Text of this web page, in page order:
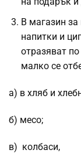
В магазин за
напитки и
отразяват
малко се
а) в хляб и
б) месо;
в) колбаси,